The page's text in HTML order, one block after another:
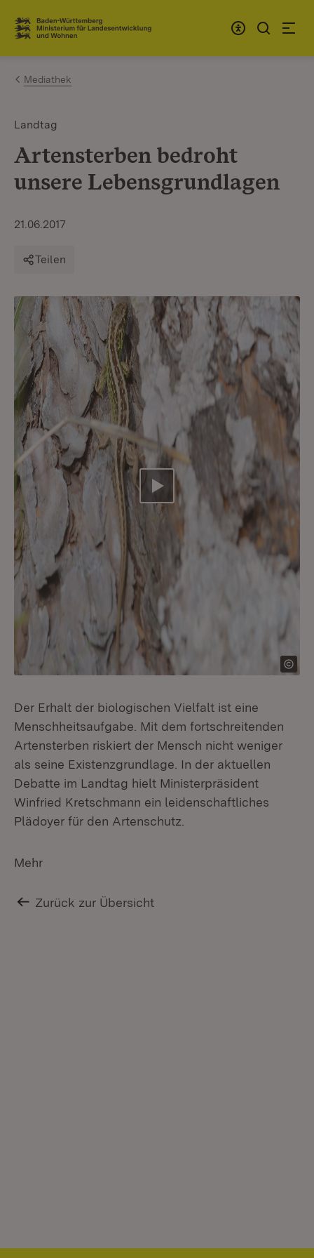
Zum Inhalt springen
Link zur Startseite
Mediathek
Landtag
Artensterben bedroht
unsere Lebensgrundlagen
21.06.2017
Teilen
Video abspielen
Der Erhalt der biologischen Vielfalt ist eine
Menschheitsaufgabe. Mit dem fortschreitenden
Artensterben riskiert der Mensch nicht weniger
als seine Existenzgrundlage. In der aktuellen
Debatte im Landtag hielt Ministerpräsident
Winfried Kretschmann ein leidenschaftliches
Plädoyer für den Artenschutz.
Mehr
Zurück zur Übersicht